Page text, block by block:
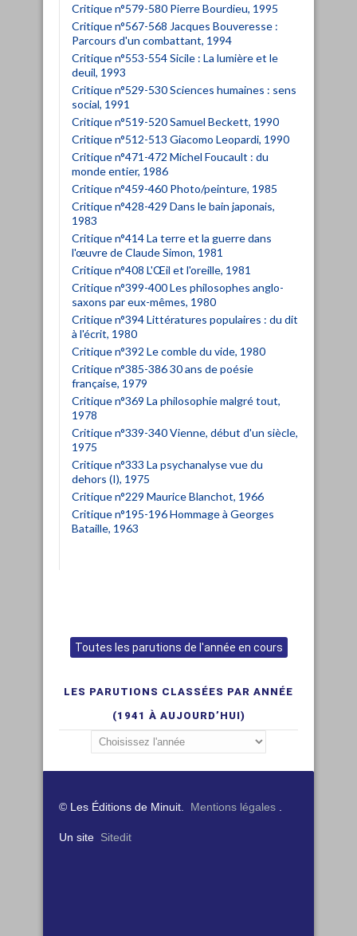
Critique n°579-580 Pierre Bourdieu, 1995
Critique n°567-568 Jacques Bouveresse :
Parcours d'un combattant, 1994
Critique n°553-554 Sicile : La lumière et le
deuil, 1993
Critique n°529-530 Sciences humaines : sens
social, 1991
Critique n°519-520 Samuel Beckett, 1990
Critique n°512-513 Giacomo Leopardi, 1990
Critique n°471-472 Michel Foucault : du
monde entier, 1986
Critique n°459-460 Photo/peinture, 1985
Critique n°428-429 Dans le bain japonais,
1983
Critique n°414 La terre et la guerre dans
l'œuvre de Claude Simon, 1981
Critique n°408 L'Œil et l'oreille, 1981
Critique n°399-400 Les philosophes anglo-
saxons par eux-mêmes, 1980
Critique n°394 Littératures populaires : du dit
à l'écrit, 1980
Critique n°392 Le comble du vide, 1980
Critique n°385-386 30 ans de poésie
française, 1979
Critique n°369 La philosophie malgré tout,
1978
Critique n°339-340 Vienne, début d'un siècle,
1975
Critique n°333 La psychanalyse vue du
dehors (I), 1975
Critique n°229 Maurice Blanchot, 1966
Critique n°195-196 Hommage à Georges
Bataille, 1963
Toutes les parutions de l'année en cours
LES PARUTIONS CLASSÉES PAR ANNÉE
(1941 À AUJOURD’HUI)
© Les Éditions de Minuit. Mentions légales
Un site Sitedit